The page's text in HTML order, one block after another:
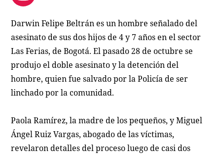
Darwin Felipe Beltrán es un hombre señalado del
asesinato de sus dos hijos de 4 y 7 años en el sector
Las Ferias, de Bogotá. El pasado 28 de octubre se
produjo el doble asesinato y la detención del
hombre, quien fue salvado por la Policía de ser
linchado por la comunidad.
Paola Ramírez, la madre de los pequeños, y Miguel
Ángel Ruiz Vargas, abogado de las víctimas,
revelaron detalles del proceso luego de casi dos